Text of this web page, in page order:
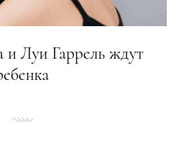
и Луи Гаррель ждут